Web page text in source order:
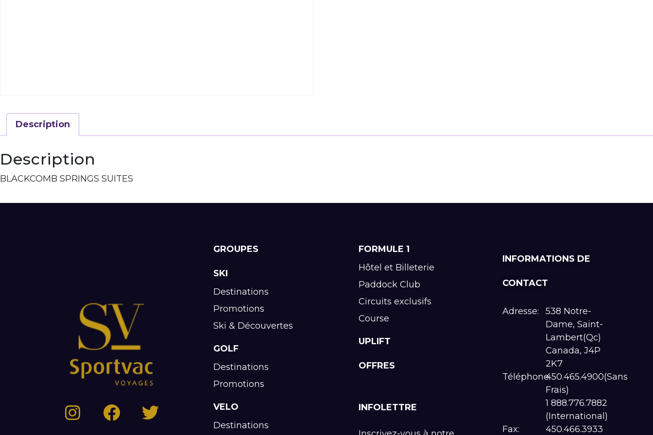
Description
Description
BLACKCOMB SPRINGS SUITES
GROUPES
SKI
Destinations
Promotions
Ski & Découvertes
GOLF
Destinations
Promotions
VELO
Destinations
FORMULE 1
Hôtel et Billeterie
Paddock Club
Circuits exclusifs
Course
UPLIFT
OFFRES
INFOLETTRE
INFORMATIONS DE
CONTACT
Adresse:
538 Notre-
Dame, Saint-
Lambert(Qc)
Canada, J4P
2K7
Téléphone:450.465.4900(Sans
Frais)
1 888.776.7882
(International)
Fax:
450.466.3933